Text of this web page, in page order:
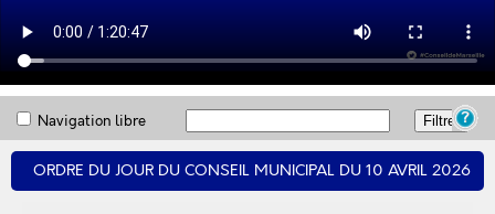
Navigation libre
ORDRE DU JOUR DU CONSEIL MUNICIPAL DU 10 AVRIL 2026